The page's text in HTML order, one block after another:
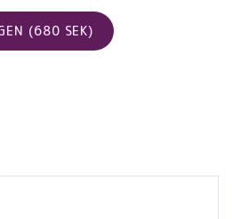
(680 SEK)